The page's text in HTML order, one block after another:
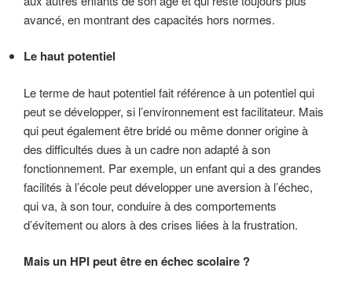
avancé, en montrant des capacités hors normes.
Le haut potentiel
Le terme de haut potentiel fait référence à un potentiel qui
peut se développer, si l’environnement est facilitateur. Mais
qui peut également être bridé ou même donner origine à
des difficultés dues à un cadre non adapté à son
fonctionnement. Par exemple, un enfant qui a des grandes
facilités à l’école peut développer une aversion à l’échec,
qui va, à son tour, conduire à des comportements
d’évitement ou alors à des crises liées à la frustration.
Mais un HPI peut être en échec scolaire ?